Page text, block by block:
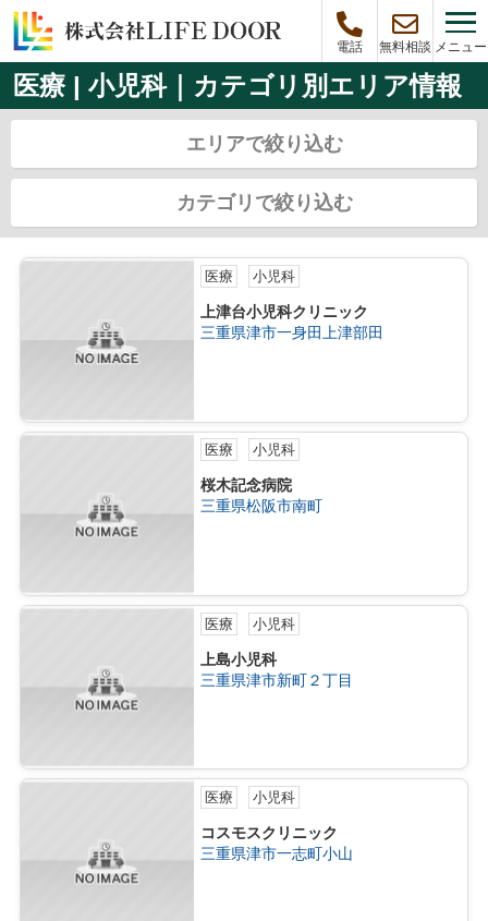
電話 無料相談 メニュー
医療 | 小児科｜カテゴリ別エリア情報
エリアで絞り込む
カテゴリで絞り込む
医療 小児科
上津台小児科クリニック
三重県津市一身田上津部田
医療 小児科
桜木記念病院
三重県松阪市南町
医療 小児科
上島小児科
三重県津市新町２丁目
医療 小児科
コスモスクリニック
三重県津市一志町小山